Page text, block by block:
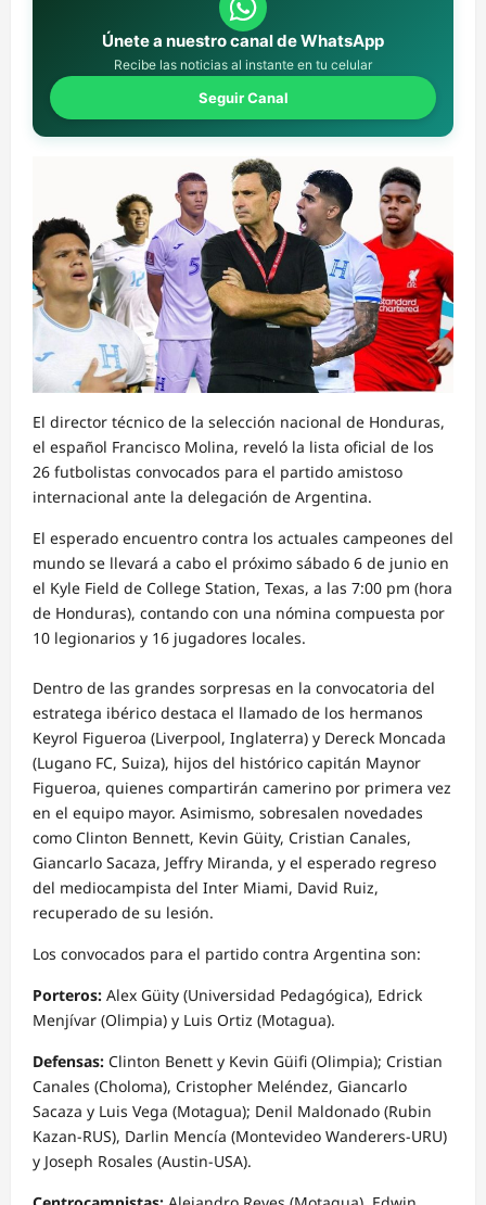
Únete a nuestro canal de WhatsApp
Recibe las noticias al instante en tu celular
Seguir Canal
El director técnico de la selección nacional de Honduras,
el español Francisco Molina, reveló la lista oficial de los
26 futbolistas convocados para el partido amistoso
internacional ante la delegación de Argentina.
El esperado encuentro contra los actuales campeones del
mundo se llevará a cabo el próximo sábado 6 de junio en
el Kyle Field de College Station, Texas, a las 7:00 pm (hora
de Honduras), contando con una nómina compuesta por
10 legionarios y 16 jugadores locales.
Dentro de las grandes sorpresas en la convocatoria del
estratega ibérico destaca el llamado de los hermanos
Keyrol Figueroa (Liverpool, Inglaterra) y Dereck Moncada
(Lugano FC, Suiza), hijos del histórico capitán Maynor
Figueroa, quienes compartirán camerino por primera vez
en el equipo mayor. Asimismo, sobresalen novedades
como Clinton Bennett, Kevin Güity, Cristian Canales,
Giancarlo Sacaza, Jeffry Miranda, y el esperado regreso
del mediocampista del Inter Miami, David Ruiz,
recuperado de su lesión.
Los convocados para el partido contra Argentina son:
Porteros: Alex Güity (Universidad Pedagógica), Edrick
Menjívar (Olimpia) y Luis Ortiz (Motagua).
Defensas: Clinton Benett y Kevin Güifi (Olimpia); Cristian
Canales (Choloma), Cristopher Meléndez, Giancarlo
Sacaza y Luis Vega (Motagua); Denil Maldonado (Rubin
Kazan-RUS), Darlin Mencía (Montevideo Wanderers-URU)
y Joseph Rosales (Austin-USA).